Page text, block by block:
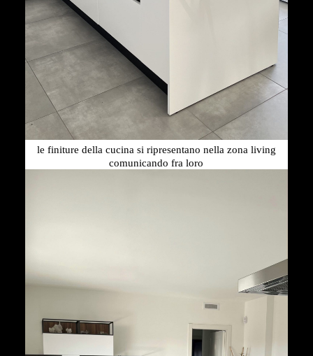
le finiture della cucina si ripresentano nella zona living
comunicando fra loro